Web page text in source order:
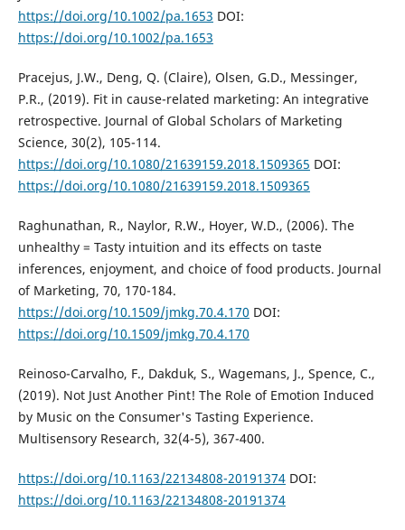
https://doi.org/10.1002/pa.1653 DOI:
https://doi.org/10.1002/pa.1653
Pracejus, J.W., Deng, Q. (Claire), Olsen, G.D., Messinger,
P.R., (2019). Fit in cause-related marketing: An integrative
retrospective. Journal of Global Scholars of Marketing
Science, 30(2), 105-114.
https://doi.org/10.1080/21639159.2018.1509365 DOI:
https://doi.org/10.1080/21639159.2018.1509365
Raghunathan, R., Naylor, R.W., Hoyer, W.D., (2006). The
unhealthy = Tasty intuition and its effects on taste
inferences, enjoyment, and choice of food products. Journal
of Marketing, 70, 170-184.
https://doi.org/10.1509/jmkg.70.4.170 DOI:
https://doi.org/10.1509/jmkg.70.4.170
Reinoso-Carvalho, F., Dakduk, S., Wagemans, J., Spence, C.,
(2019). Not Just Another Pint! The Role of Emotion Induced
by Music on the Consumer's Tasting Experience.
Multisensory Research, 32(4-5), 367-400.
https://doi.org/10.1163/22134808-20191374DOI:
https://doi.org/10.1163/22134808-20191374